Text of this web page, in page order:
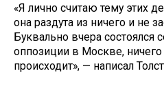
«Я лично считаю тему этих
она раздута из ничего и не
Буквально вчера состоялся
оппозиции в Москве,
происходит», — написал